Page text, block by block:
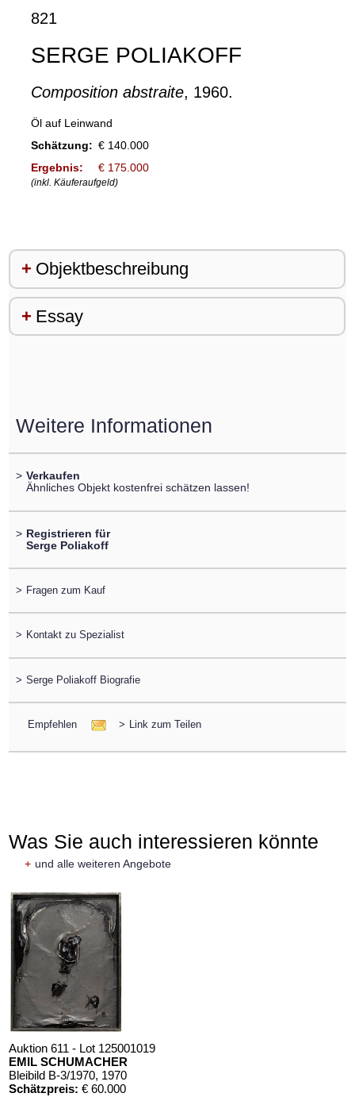
821
SERGE POLIAKOFF
Composition abstraite, 1960.
Öl auf Leinwand
Schätzung: € 140.000
Ergebnis:
€ 175.000
(inkl. Käuferaufgeld)
Objektbeschreibung
Essay
Weitere Informationen
> Verkaufen
Ähnliches Objekt kostenfrei schätzen lassen!
> Registrieren für
Serge Poliakoff
> Fragen zum Kauf
> Kontakt zu Spezialist
> Serge Poliakoff Biografie
Empfehlen > Link zum Teilen
Was Sie auch interessieren könnte
+ und alle weiteren Angebote
Auktion 611 - Lot 125001019
EMIL SCHUMACHER
Bleibild B-3/1970, 1970
Schätzpreis: € 60.000